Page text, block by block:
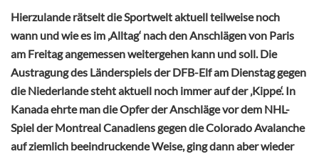
Hierzulande rätselt die Sportwelt aktuell teilweise noch
wann und wie es im ‚Alltag‘ nach den Anschlägen von Paris
am Freitag angemessen weitergehen kann und soll. Die
Austragung des Länderspiels der DFB-Elf am Dienstag gegen
die Niederlande steht aktuell noch immer auf der ‚Kippe‘. In
Kanada ehrte man die Opfer der Anschläge vor dem NHL-
Spiel der Montreal Canadiens gegen die Colorado Avalanche
auf ziemlich beeindruckende Weise, ging dann aber wieder